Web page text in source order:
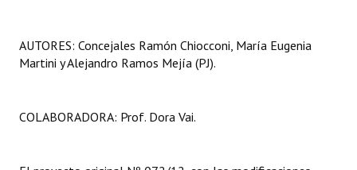
AUTORES: Concejales Ramón Chiocconi, María Eugenia
Martini y Alejandro Ramos Mejía (PJ).
COLABORADORA: Prof. Dora Vai.